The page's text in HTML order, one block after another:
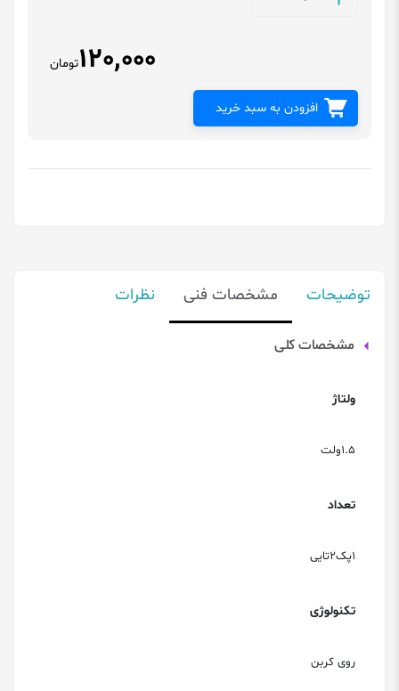
120,000تومان
افزودن به سبد خرید
توضیحات مشخصات فنی نظرات
مشخصات کلی
ولتاژ
1.5ولت
تعداد
1پک2تایی
تکنولوژی
روی کربن